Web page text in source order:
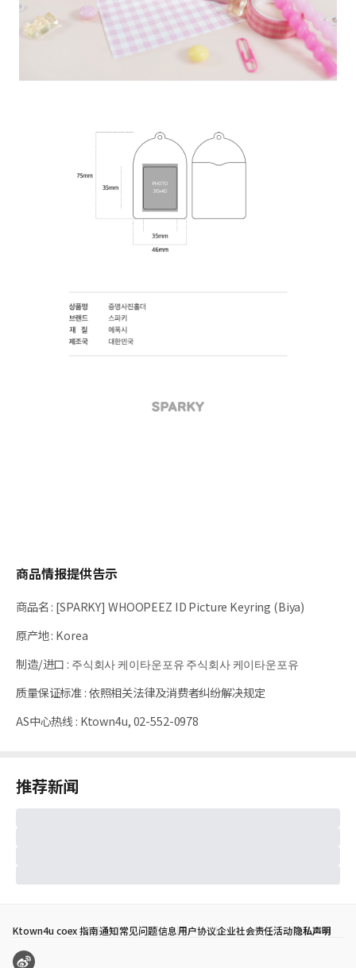
商品情报提供告示
商品名: [SPARKY] WHOOPEEZ ID Picture Keyring (Biya)
原产地: Korea
制造/进口 : 주식회사 케이타운포유 주식회사 케이타운포유
质量保证标准 :依照相关法律及消费者纠纷解决规定
AS中心热线 : Ktown4u, 02-552-0978
推荐新闻
Ktown4u coex 指南通知常见问题信息用户协议企业社会责任活动隐私声明